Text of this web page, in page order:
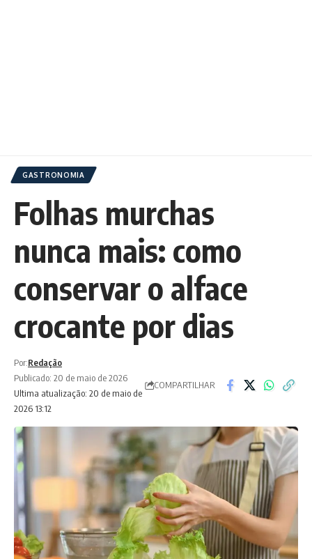
GASTRONOMIA
Folhas murchas
nunca mais: como
conservar o alface
crocante por dias
Ultima atualização: 20 de maio de
2026 13:12
Por:Redação
Publicado: 20 de maio de 2026
COMPARTILHAR